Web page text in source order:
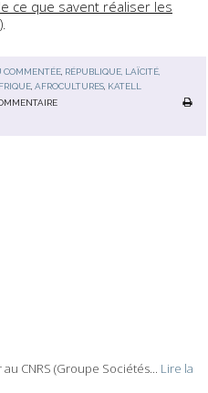
CNRS (Groupe Sociétés... Lire la
ce que savent réaliser les
COMMENTÉE, RÉPUBLIQUE, LAÏCITÉ,
,AFROCULTURES KATELL